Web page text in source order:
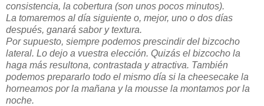
consistencia, la cobertura (son unos pocos minutos).
La tomaremos al día siguiente o, mejor, uno o dos días
después, ganará sabor y textura.
Por supuesto, siempre podemos prescindir del bizcocho
lateral. Lo dejo a vuestra elección. Quizás el bizcocho la
haga más resultona, contrastada y atractiva. También
podemos prepararlo todo el mismo día si la cheesecake la
horneamos por la mañana y la mousse la montamos por la
noche.